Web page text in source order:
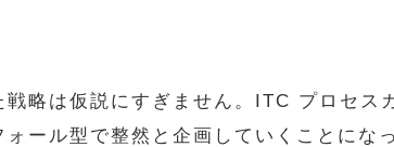
略は仮説にすぎません。ITC プロセス
ール型で整然と企画していくことにな